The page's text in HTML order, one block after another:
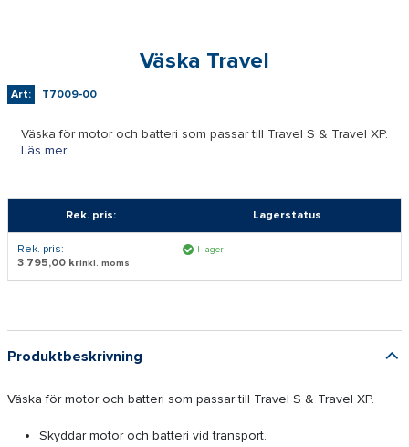
Väska Travel
Art: T7009-00
Väska för motor och batteri som passar till Travel S & Travel XP.
Läs mer
Rek. pris: Lagerstatus
Rek. pris:
3 795,00 krinkl. moms
I lager
Produktbeskrivning
Väska för motor och batteri som passar till Travel S & Travel XP.
Skyddar motor och batteri vid transport.